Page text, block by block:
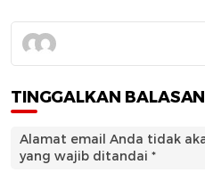
TINGGALKAN BALASAN
Alamat email Anda tidak
yang wajib ditandai *